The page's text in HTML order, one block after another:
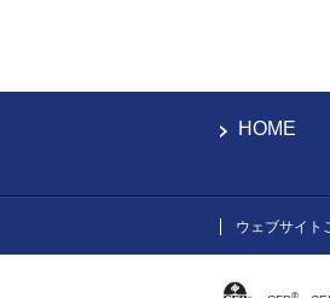
HOME
ウェブサイト
®